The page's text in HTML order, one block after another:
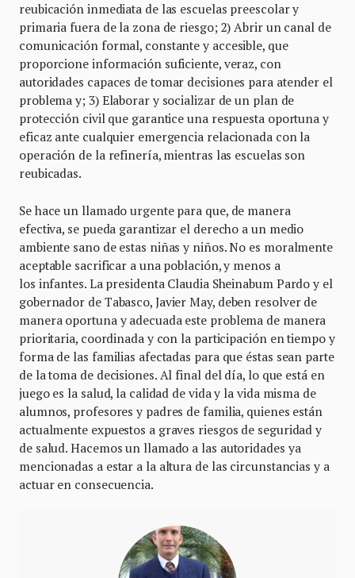
reubicación inmediata de las escuelas preescolar y
primaria fuera de la zona de riesgo; 2) Abrir un canal de
comunicación formal, constante y accesible, que
proporcione información suficiente, veraz, con
autoridades capaces de tomar decisiones para atender el
problema y; 3) Elaborar y socializar de un plan de
protección civil que garantice una respuesta oportuna y
eficaz ante cualquier emergencia relacionada con la
operación de la refinería, mientras las escuelas son
reubicadas.
Se hace un llamado urgente para que, de manera
efectiva, se pueda garantizar el derecho a un medio
ambiente sano de estas niñas y niños. No es moralmente
aceptable sacrificar a una población, y menos a
los infantes. La presidenta Claudia Sheinabum Pardo y el
gobernador de Tabasco, Javier May, deben resolver de
manera oportuna y adecuada este problema de manera
prioritaria, coordinada y con la participación en tiempo y
forma de las familias afectadas para que éstas sean parte
de la toma de decisiones. Al final del día, lo que está en
juego es la salud, la calidad de vida y la vida misma de
alumnos, profesores y padres de familia, quienes están
actualmente expuestos a graves riesgos de seguridad y
de salud. Hacemos un llamado a las autoridades ya
mencionadas a estar a la altura de las circunstancias y a
actuar en consecuencia.